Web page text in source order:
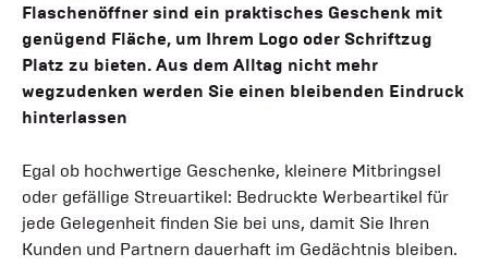
Flaschenöffner sind ein praktisches Geschenk mit
genügend Fläche, um Ihrem Logo oder Schriftzug
Platz zu bieten. Aus dem Alltag nicht mehr
wegzudenken werden Sie einen bleibenden Eindruck
hinterlassen
Egal ob hochwertige Geschenke, kleinere Mitbringsel
oder gefällige Streuartikel: Bedruckte Werbeartikel für
jede Gelegenheit finden Sie bei uns, damit Sie Ihren
Kunden und Partnern dauerhaft im Gedächtnis bleiben.